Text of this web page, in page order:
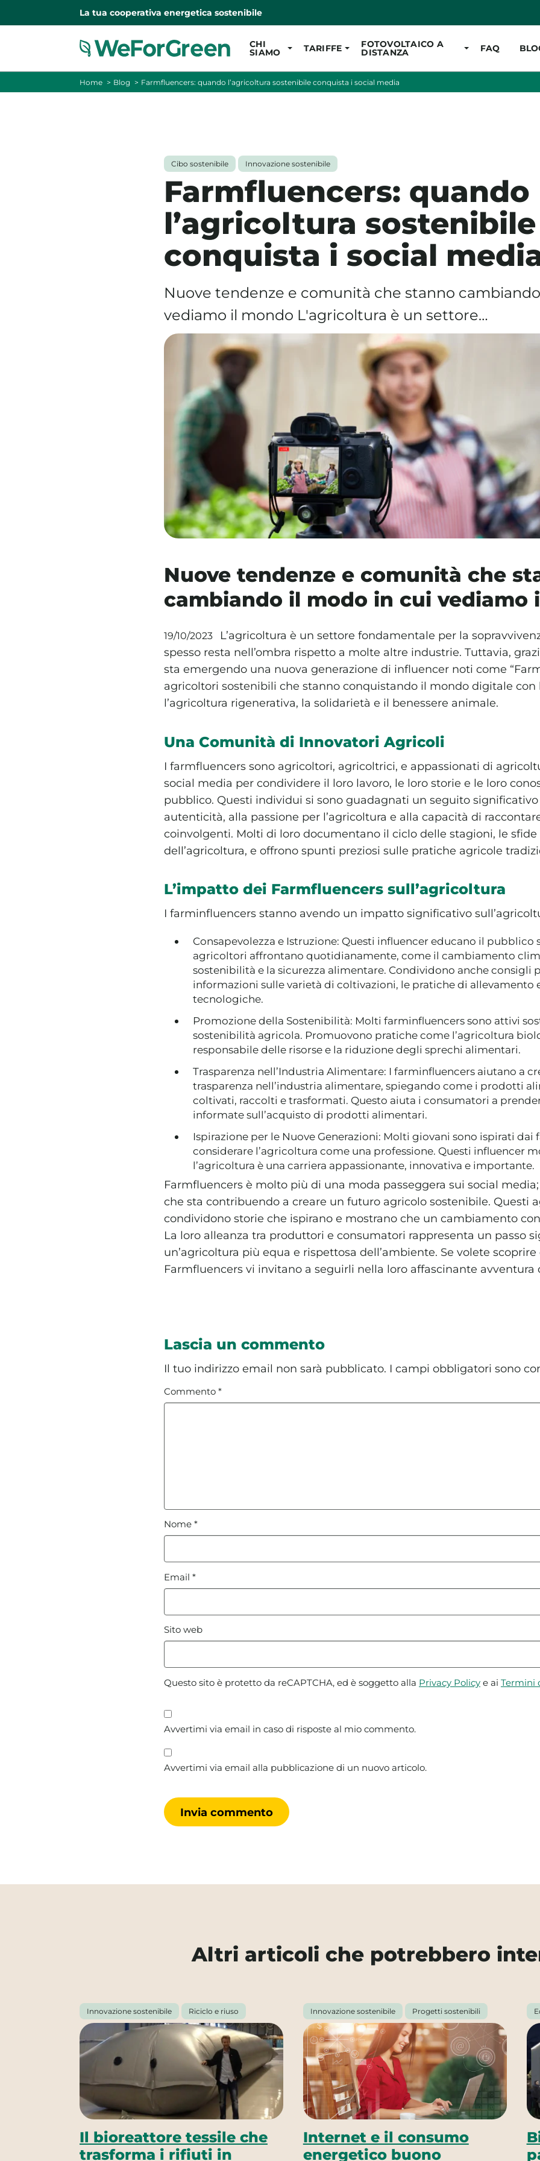
La tua cooperativa energetica sostenibile
CHI
SIAMO TARIFFE FOTOVOLTAICO A
DISTANZA FAQ
Home Blog Farmfluencers: quando l’agricoltura sostenibile conquista i social media
Cibo sostenibile Innovazione sostenibile
Farmfluencers: quando
l’agricoltura sostenibile
conquista i social
Nuove tendenze e comunità che stanno
vediamo il mondo L'agricoltura è un settore…
Nuove tendenze e comunità che
cambiando il modo in cui vediamo
19/10/2023
L’agricoltura è un settore fondamentale per la
spesso resta nell’ombra rispetto a molte altre industrie. Tuttavia,
sta emergendo una nuova generazione di influencer noti come
agricoltori sostenibili che stanno conquistando il mondo digitale con
l’agricoltura rigenerativa, la solidarietà e il benessere animale.
Una Comunità di Innovatori Agricoli
I farmfluencers sono agricoltori, agricoltrici, e appassionati di
social media per condividere il loro lavoro, le loro storie e le loro
pubblico. Questi individui si sono guadagnati un seguito significativo
autenticità, alla passione per l’agricoltura e alla capacità di
coinvolgenti. Molti di loro documentano il ciclo delle stagioni, le sfide
dell’agricoltura, e offrono spunti preziosi sulle pratiche agricole
L’impatto dei Farmfluencers sull’agricoltura
I farminfluencers stanno avendo un impatto significativo
Consapevolezza e Istruzione: Questi influencer educano il pubblico
agricoltori affrontano quotidianamente, come il cambiamento
sostenibilità e la sicurezza alimentare. Condividono anche consigli
informazioni sulle varietà di coltivazioni, le pratiche di allevamento
tecnologiche.
Promozione della Sostenibilità: Molti farminfluencers sono attivi
sostenibilità agricola. Promuovono pratiche come l’agricoltura
responsabile delle risorse e la riduzione degli sprechi alimentari.
Trasparenza nell’Industria Alimentare: I farminfluencers aiutano a
trasparenza nell’industria alimentare, spiegando come i prodotti
coltivati, raccolti e trasformati. Questo aiuta i consumatori a
informate sull’acquisto di prodotti alimentari.
Ispirazione per le Nuove Generazioni: Molti giovani sono ispirati dai
considerare l’agricoltura come una professione. Questi influencer
l’agricoltura è una carriera appassionante, innovativa e importante.
Farmfluencers è molto più di una moda passeggera sui social
che sta contribuendo a creare un futuro agricolo sostenibile. Questi
condividono storie che ispirano e mostrano che un cambiamento
La loro alleanza tra produttori e consumatori rappresenta un passo
un’agricoltura più equa e rispettosa dell’ambiente. Se volete
Farmfluencers vi invitano a seguirli nella loro affascinante avventura
Lascia un commento
Il tuo indirizzo email non sarà pubblicato. I campi obbligatori sono
Commento *
Nome *
Email *
Sito web
Questo sito è protetto da reCAPTCHA, ed è soggetto alla Privacy Policy e ai Termini
Avvertimi via email in caso di risposte al mio commento.
Avvertimi via email alla pubblicazione di un nuovo articolo.
Altri articoli che potrebbero
Innovazione sostenibile Riciclo e riuso
Il bioreattore tessile che
trasforma i rifiuti in
Innovazione sostenibile Progetti sostenibili
Internet e il consumo
energetico buono